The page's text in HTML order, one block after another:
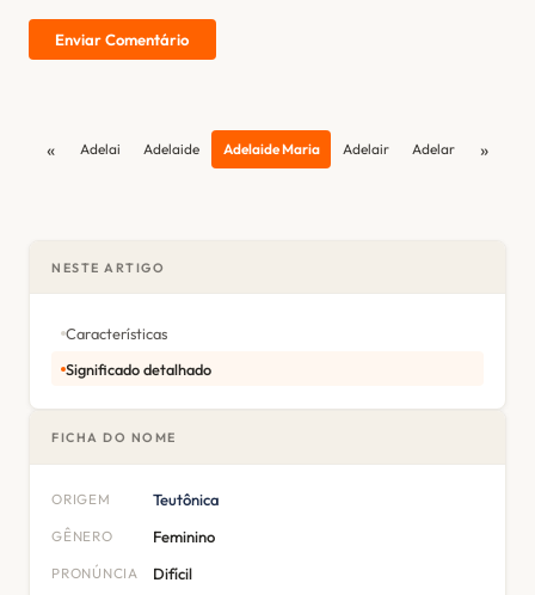
Enviar Comentário
« Adelai Adelaide Adelaide Maria Adelair Adelar »
NESTE ARTIGO
Características
Significado detalhado
FICHA DO NOME
ORIGEM Teutônica
GÊNERO Feminino
PRONÚNCIA Difícil